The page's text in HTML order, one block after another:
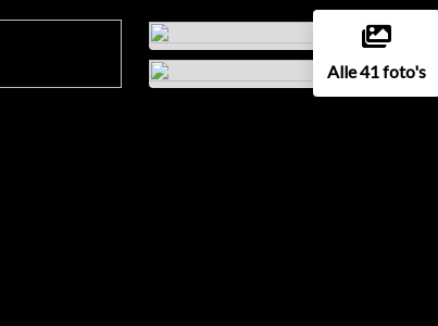
Alle 41 foto's